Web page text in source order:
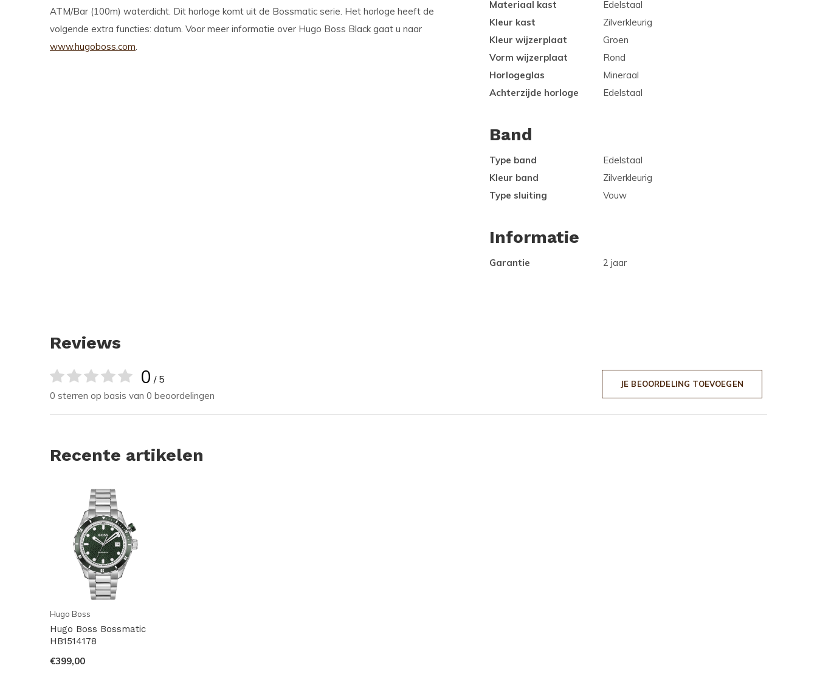
ATM/Bar (100m) waterdicht. Dit horloge komt uit de Bossmatic serie. Het horloge heeft de
volgende extra functies: datum. Voor meer informatie over Hugo Boss Black gaat u naar
www.hugoboss.com.
Materiaal kast
Edelstaal
Kleur kast
Zilverkleurig
Kleur wijzerplaat
Groen
Vorm wijzerplaat
Rond
Horlogeglas
Mineraal
Achterzijde horloge
Edelstaal
Band
Type band
Edelstaal
Kleur band
Zilverkleurig
Type sluiting
Vouw
Informatie
Garantie 2 jaar
Reviews
0 / 5
0 sterren op basis van 0 beoordelingen
JE BEOORDELING TOEVOEGEN
Recente artikelen
Hugo Boss
Hugo Boss Bossmatic
HB1514178
€399,00